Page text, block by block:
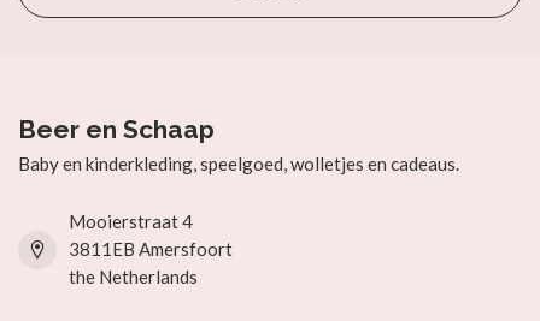
Beer en Schaap
Baby en kinderkleding, speelgoed, wolletjes en cadeaus.
Mooierstraat 4
3811EB Amersfoort
the Netherlands